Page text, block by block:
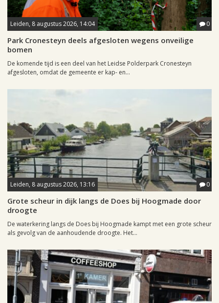
Leiden, 8 augustus 2026, 14:04 0
Park Cronesteyn deels afgesloten wegens onveilige
bomen
De komende tijd is een deel van het Leidse Polderpark Cronesteyn
afgesloten, omdat de gemeente er kap- en...
Leiden, 8 augustus 2026, 13:16 0
Grote scheur in dijk langs de Does bij Hoogmade door
droogte
De waterkering langs de Does bij Hoogmade kampt met een grote scheur
als gevolg van de aanhoudende droogte. Het...